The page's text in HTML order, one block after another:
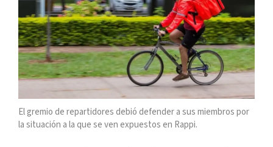
El gremio de repartidores debió defender a sus miembros por
la situación a la que se ven expuestos en Rappi.